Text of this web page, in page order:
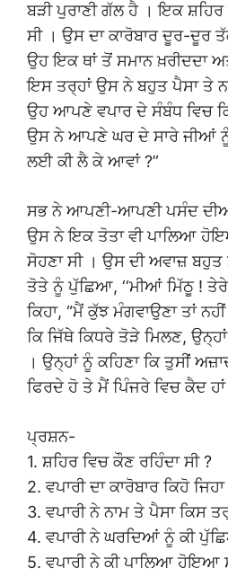
ਬੜੀ ਪੁਰਾਣੀ ਗੱਲ ਹੈ । ਇਕ ਸ਼ਹਿਰ
ਸੀ । ਉਸ ਦਾ ਕਾਰੋਬਾਰ ਦੂਰ-
ਉਹ ਇਕ ਥਾਂ ਤੋਂ ਸਮਾਨ ਖ਼ਰੀਦਦਾ
ਇਸ ਤਰ੍ਹਾਂ ਉਸ ਨੇ ਬਹੁਤ ਪੈਸਾ ਤੇ
ਉਹ ਆਪਣੇ ਵਪਾਰ ਦੇ ਸੰਬੰਧ ਵਿਚ
ਉਸ ਨੇ ਆਪਣੇ ਘਰ ਦੇ ਸਾਰੇ ਜੀਆਂ
ਲਈ ਕੀ ਲੈ ਕੇ ਆਵਾਂ ?”
ਸਭ ਨੇ ਆਪਣੀ-ਆਪਣੀ ਪਸੰਦ
ਉਸ ਨੇ ਇਕ ਤੋਤਾ ਵੀ ਪਾਲਿਆ
ਸੋਹਣਾ ਸੀ । ਉਸ ਦੀ ਅਵਾਜ਼
ਤੋਤੇ ਨੂੰ ਪੁੱਛਿਆ, ‘‘ਮੀਆਂ ਮਿੱਠੂ !
ਕਿਹਾ, “ਮੈਂ ਕੁੱਝ ਮੰਗਵਾਉਣਾ ਤਾਂ
ਕਿ ਜਿੱਥੇ ਕਿਧਰੇ ਤੋੜੇ ਮਿਲਣ,
। ਉਨ੍ਹਾਂ ਨੂੰ ਕਹਿਣਾ ਕਿ ਤੁਸੀਂ
ਫਿਰਦੇ ਹੋ ਤੇ ਮੈਂ ਪਿੰਜਰੇ ਵਿਚ ਕੈਦ
ਪ੍ਰਸ਼ਨ-
1. ਸ਼ਹਿਰ ਵਿਚ ਕੌਣ ਰਹਿੰਦਾ ਸੀ ?
2. ਵਪਾਰੀ ਦਾ ਕਾਰੋਬਾਰ ਕਿਹੋ ਜਿਹਾ
3. ਵਪਾਰੀ ਨੇ ਨਾਮ ਤੇ ਪੈਸਾ ਕਿਸ
4. ਵਪਾਰੀ ਨੇ ਘਰਦਿਆਂ ਨੂੰ ਕੀ
5. ਵਪਾਰੀ ਨੇ ਕੀ ਪਾਲਿਆ ਹੋਇਆ